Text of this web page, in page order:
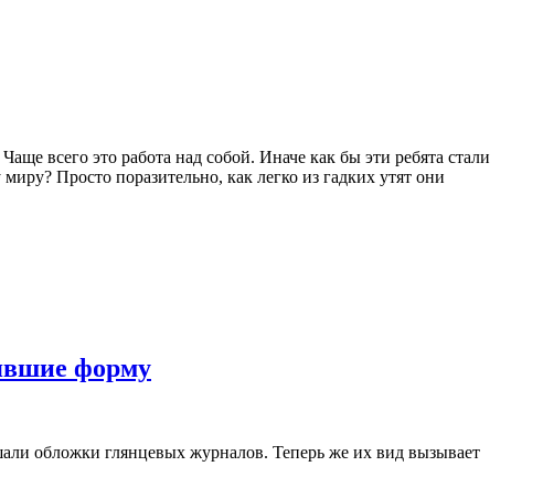
всего это работа над собой. Иначе как бы эти ребята стали
Просто поразительно, как легко из гадких утят они
форму
обложки глянцевых журналов. Теперь же их вид вызывает